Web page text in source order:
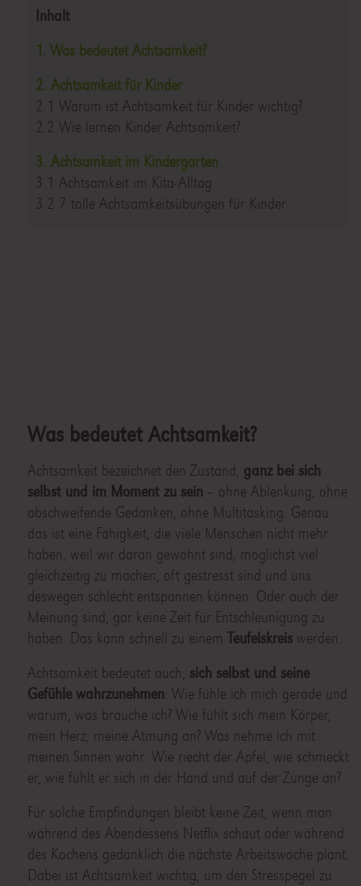
Inhalt
1. Was bedeutet Achtsamkeit?
2. Achtsamkeit für Kinder
2.1 Warum ist Achtsamkeit für Kinder wichtig?
2.2 Wie lernen Kinder Achtsamkeit?
3. Achtsamkeit im Kindergarten
3.1 Achtsamkeit im Kita-Alltag
3.2 7 tolle Achtsamkeitsübungen für Kinder
Was bedeutet Achtsamkeit?
Achtsamkeit bezeichnet den Zustand, ganz bei sich
selbst und im Moment zu sein – ohne Ablenkung, ohne
abschweifende Gedanken, ohne Multitasking. Genau
das ist eine Fähigkeit, die viele Menschen nicht mehr
haben, weil wir daran gewöhnt sind, möglichst viel
gleichzeitig zu machen, oft gestresst sind und uns
deswegen schlecht entspannen können. Oder auch der
Meinung sind, gar keine Zeit für Entschleunigung zu
haben. Das kann schnell zu einem Teufelskreiswerden.
Achtsamkeit bedeutet auch, sich selbst und seine
Gefühle wahrzunehmen : Wie fühle ich mich gerade und
warum, was brauche ich? Wie fühlt sich mein Körper,
mein Herz, meine Atmung an? Was nehme ich mit
meinen Sinnen wahr: Wie riecht der Apfel, wie schmeckt
er, wie fühlt er sich in der Hand und auf der Zunge an?
Für solche Empfindungen bleibt keine Zeit, wenn man
während des Abendessens Netflix schaut oder während
des Kochens gedanklich die nächste Arbeitswoche plant.
Dabei ist Achtsamkeit wichtig, um den Stresspegel zu